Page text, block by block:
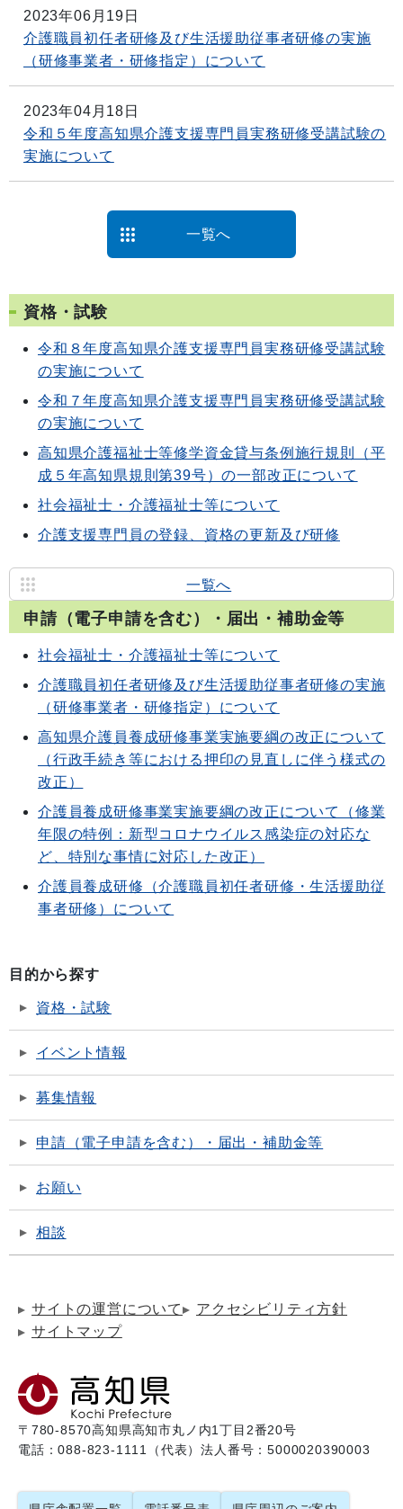
2023年06月19日
介護職員初任者研修及び生活援助従事者研修の実施
（研修事業者・研修指定）について
2023年04月18日
令和５年度高知県介護支援専門員実務研修受講試験の
実施について
一覧へ
資格・試験
令和８年度高知県介護支援専門員実務研修受講試験
の実施について
令和７年度高知県介護支援専門員実務研修受講試験
の実施について
高知県介護福祉士等修学資金貸与条例施行規則（平
成５年高知県規則第39号）の一部改正について
社会福祉士・介護福祉士等について
介護支援専門員の登録、資格の更新及び研修
一覧へ
申請（電子申請を含む）・届出・補助金等
社会福祉士・介護福祉士等について
介護職員初任者研修及び生活援助従事者研修の実施
（研修事業者・研修指定）について
高知県介護員養成研修事業実施要綱の改正について
（行政手続き等における押印の見直しに伴う様式の
改正）
介護員養成研修事業実施要綱の改正について（修業
年限の特例：新型コロナウイルス感染症の対応な
ど、特別な事情に対応した改正）
介護員養成研修（介護職員初任者研修・生活援助従
事者研修）について
目的から探す
資格・試験
イベント情報
募集情報
申請（電子申請を含む）・届出・補助金等
お願い
相談
サイトの運営について
アクセシビリティ方針
サイトマップ
〒780-8570高知県高知市丸ノ内1丁目2番20号
電話：088-823-1111（代表）法人番号：5000020390003